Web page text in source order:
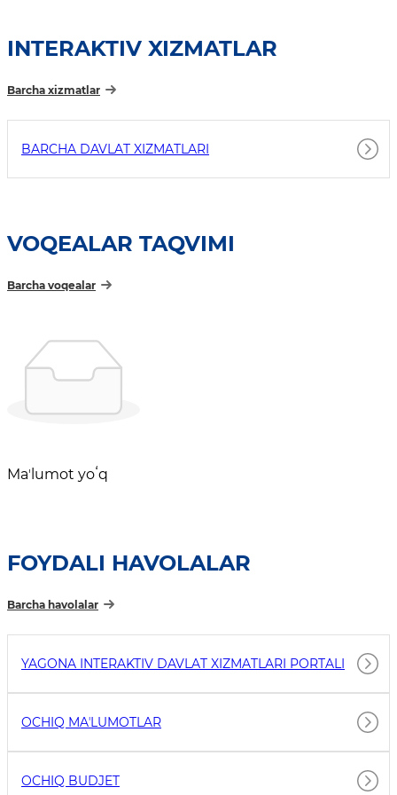
INTERAKTIV XIZMATLAR
Barcha xizmatlar
BARCHA DAVLAT XIZMATLARI
VOQEALAR TAQVIMI
Barcha voqealar
Maʼlumot yoʻq
FOYDALI HAVOLALAR
Barcha havolalar
YAGONA INTERAKTIV DAVLAT XIZMATLARI PORTALI
OCHIQ MAʼLUMOTLAR
OCHIQ BUDJET